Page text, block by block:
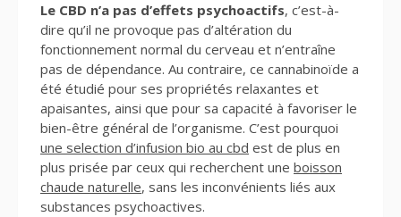
Le CBD n’a pas d’effets psychoactifs, c’est-à-
dire qu’il ne provoque pas d’altération du
fonctionnement normal du cerveau et n’entraîne
pas de dépendance. Au contraire, ce cannabinoïde a
été étudié pour ses propriétés relaxantes et
apaisantes, ainsi que pour sa capacité à favoriser le
bien-être général de l’organisme. C’est pourquoi
une selection d’infusion bio au cbd est de plus en
plus prisée par ceux qui recherchent une boisson
chaude naturelle, sans les inconvénients liés aux
substances psychoactives.